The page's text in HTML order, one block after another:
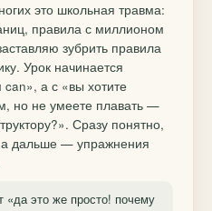
это школьная травма:
правила с миллионом
зубрить правила
Урок начинается
can», а с «вы хотите
но не умеете плавать —
Сразу понятно,
а дальше — упражнения
«да это же просто! почему